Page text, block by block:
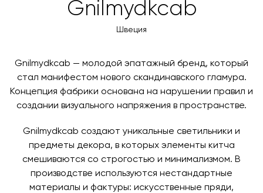
оплаты через банковский счет. Для оформления
оплаты по счету, пожалуйста, свяжитесь с нами
менеджер свяжется с вами для согласования
контактных данных и адреса доставки. После
поступления товара на терминал в городе
свяжется с вами, чтобы согласовать удобное для вас
время и дату доставки.
Gnilmydkcab
Швеция
Gnilmydkcab — молодой эпатажный бренд, который
стал манифестом нового скандинавского гламура.
Концепция фабрики основана на нарушении правил и
создании визуального напряжения в пространстве.
Gnilmydkcab создают уникальные светильники и
предметы декора, в которых элементы китча
смешиваются со строгостью и минимализмом. В
производстве используются нестандартные
материалы и фактуры: искусственные пряди,